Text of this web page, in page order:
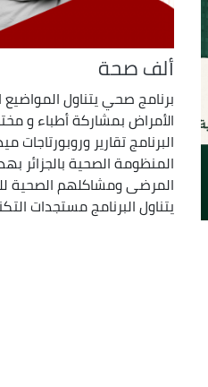
ألف صحة
برنامج صحي يتناول
الأمراض بمشاركة أطباء و
البرنامج تقارير وروبورتاجات
المنظومة الصحية بالجزائر
المرضى ومشاكلهم الصحية
يتناول البرنامج مستجدات